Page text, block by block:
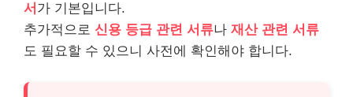
서 가 기본입니다.
추가적으로 신용 등급 관련 서류나 재산 관련 서류
도 필요할 수 있으니 사전에 확인해야 합니다.